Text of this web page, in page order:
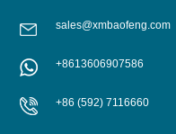
sales@xmbaofeng.com
+8613606907586
+86 (592) 7116660